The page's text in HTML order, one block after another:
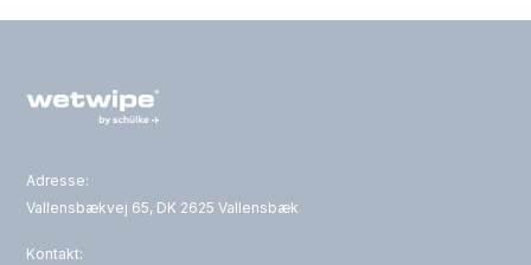
Adresse:
Vallensbækvej 65, DK 2625 Vallensbæk
Kontakt: